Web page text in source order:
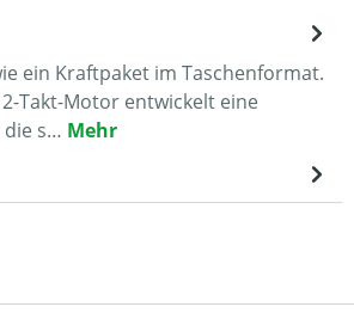
ein Kraftpaket im Taschenformat.
Takt-Motor entwickelt eine
die s… Mehr